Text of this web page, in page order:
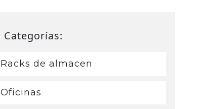
Categorías:
Racks de almacen
Oficinas